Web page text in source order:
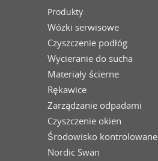
Produkty
Wózki serwisowe
Czyszczenie podłóg
Wycieranie do sucha
Materiały ścierne
Rękawice
Zarządzanie odpadami
Czyszczenie okien
Środowisko kontrolowane
Nordic Swan